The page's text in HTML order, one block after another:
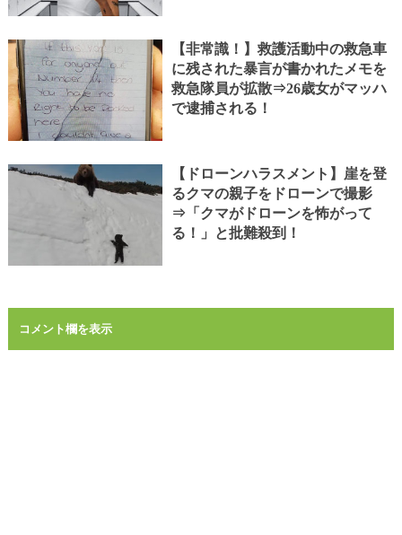
【非常識！】救護活動中の救急車
に残された暴言が書かれたメモを
救急隊員が拡散⇒26歳女がマッハ
で逮捕される！
【ドローンハラスメント】崖を登
るクマの親子をドローンで撮影
⇒「クマがドローンを怖がって
る！」と批難殺到！
コメント欄を表示